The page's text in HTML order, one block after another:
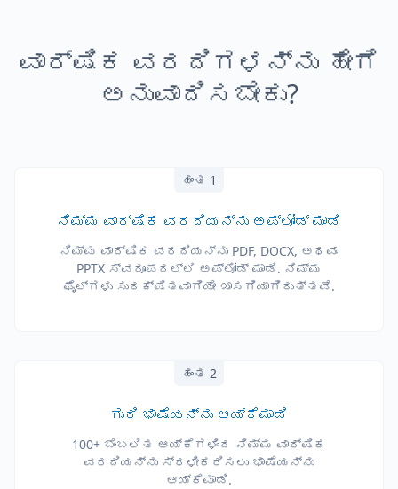
ವಾರ್ಷಿಕ ವರದಿಗಳನ್ನು ಹೇಗೆ
ಅನುವಾದಿಸಬೇಕು?
ಹಂತ 1
ನಿಮ್ಮ ವಾರ್ಷಿಕ ವರದಿಯನ್ನು ಅಪ್‌ಲೋಡ್ ಮಾಡಿ
ನಿಮ್ಮ ವಾರ್ಷಿಕ ವರದಿಯನ್ನು PDF, DOCX, ಅಥವಾ
PPTX ಸ್ವರೂಪದಲ್ಲಿ ಅಪ್‌ಲೋಡ್ ಮಾಡಿ. ನಿಮ್ಮ
ಫೈಲ್‌ಗಳು ಸುರಕ್ಷಿತವಾಗಿಯೇ ಖಾಸಗಿಯಾಗಿರುತ್ತವೆ.
ಹಂತ 2
ಗುರಿ ಭಾಷೆಯನ್ನು ಆಯ್ಕೆಮಾಡಿ
100+ ಬೆಂಬಲಿತ ಆಯ್ಕೆಗಳಿಂದ ನಿಮ್ಮ ವಾರ್ಷಿಕ
ವರದಿಯನ್ನು ಸ್ಥಳೀಕರಿಸಲು ಭಾಷೆಯನ್ನು
ಆಯ್ಕೆಮಾಡಿ.